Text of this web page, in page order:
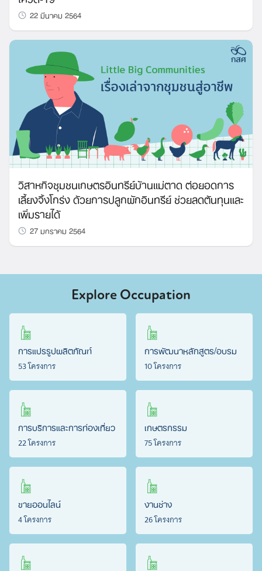
22 มีนาคม 2564
วิสาหกิจชุมชนเกษตรอินทรีย์บ้านแม่ตาด ต่อยอดการ
เลี้ยงจิ้งโกร่ง ด้วยการปลูกผักอินทรีย์ ช่วยลดต้นทุนและ
เพิ่มรายได้
27 มกราคม 2564
Explore Occupation
การแปรรูปผลิตภัณฑ์
53 โครงการ
การพัฒนาหลักสูตร/อบรม
10 โครงการ
การบริการและการท่องเที่ยว
22 โครงการ
เกษตรกรรม
75 โครงการ
ขายออนไลน์
4 โครงการ
งานช่าง
26 โครงการ